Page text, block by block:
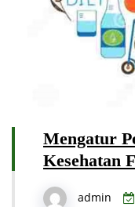
Mengatur
Kesehatan
admin